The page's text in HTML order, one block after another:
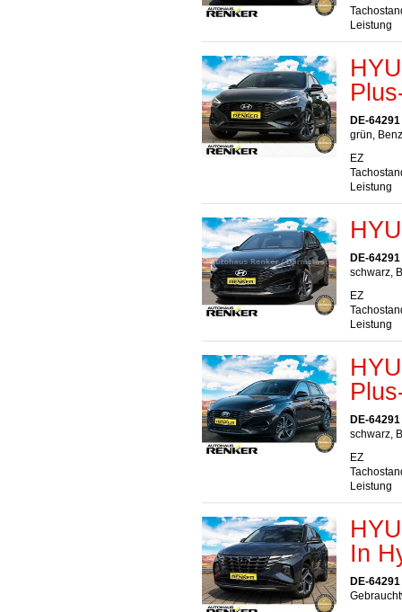
Leistung
DE-
grün,
EZ
Leistung
DE-
schwarz,
EZ
Leistung
DE-
schwarz,
EZ
Leistung
In
DE-